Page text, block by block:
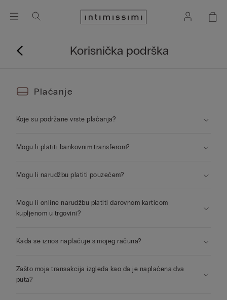
Korisnička podrška
Plaćanje
Koje su podržane vrste plaćanja?
Mogu li platiti bankovnim transferom?
Mogu li narudžbu platiti pouzećem?
Mogu li online narudžbu platiti darovnom karticom
kupljenom u trgovini?
Kada se iznos naplaćuje s mojeg računa?
Zašto moja transakcija izgleda kao da je naplaćena dva
puta?